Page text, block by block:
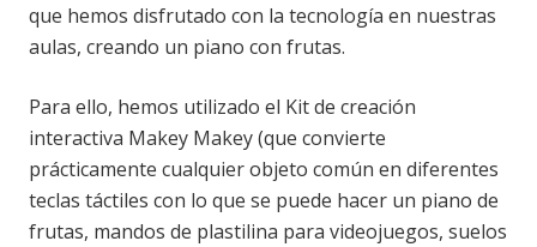
que hemos disfrutado con la tecnología en nuestras
aulas, creando un piano con frutas.
Para ello, hemos utilizado el Kit de creación
interactiva Makey Makey (que convierte
prácticamente cualquier objeto común en diferentes
teclas táctiles con lo que se puede hacer un piano de
frutas, mandos de plastilina para videojuegos, suelos